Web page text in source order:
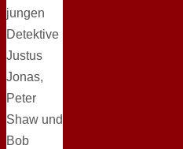
jungen
Detektive
Justus
Jonas,
Peter
Shaw und
Bob